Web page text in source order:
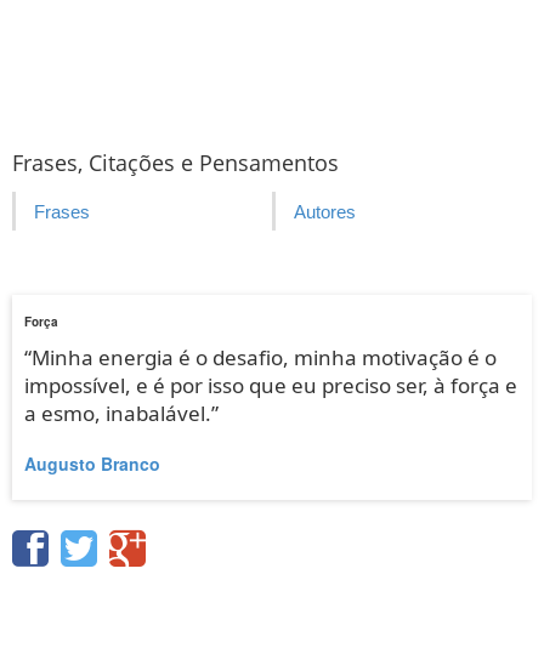
Frases, Citações e Pensamentos
Frases Autores
Força
“Minha energia é o desafio, minha motivação é o
impossível, e é por isso que eu preciso ser, à força e
a esmo, inabalável.”
Augusto Branco